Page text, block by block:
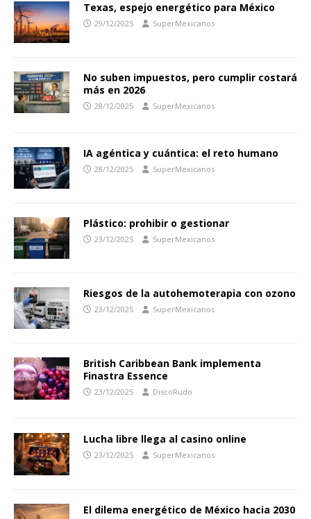
Texas, espejo energético para México
29/12/2025 SuperMexicanos
No suben impuestos, pero cumplir costará
más en 2026
28/12/2025 SuperMexicanos
IA agéntica y cuántica: el reto humano
28/12/2025 SuperMexicanos
Plástico: prohibir o gestionar
23/12/2025 SuperMexicanos
Riesgos de la autohemoterapia con ozono
23/12/2025 SuperMexicanos
British Caribbean Bank implementa
Finastra Essence
23/12/2025 DiscoRudo
Lucha libre llega al casino online
23/12/2025 SuperMexicanos
El dilema energético de México hacia 2030